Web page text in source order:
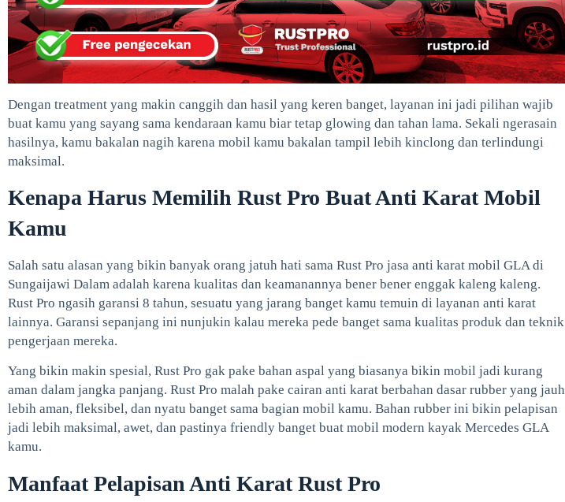
Dengan treatment yang makin canggih dan hasil yang keren banget, layanan ini jadi pilihan wajib
buat kamu yang sayang sama kendaraan kamu biar tetap glowing dan tahan lama. Sekali ngerasain
hasilnya, kamu bakalan nagih karena mobil kamu bakalan tampil lebih kinclong dan terlindungi
maksimal.
Kenapa Harus Memilih Rust Pro Buat Anti Karat Mobil
Kamu
Salah satu alasan yang bikin banyak orang jatuh hati sama Rust Pro jasa anti karat mobil GLA di
Sungaijawi Dalam adalah karena kualitas dan keamanannya bener bener enggak kaleng kaleng.
Rust Pro ngasih garansi 8 tahun, sesuatu yang jarang banget kamu temuin di layanan anti karat
lainnya. Garansi sepanjang ini nunjukin kalau mereka pede banget sama kualitas produk dan teknik
pengerjaan mereka.
Yang bikin makin spesial, Rust Pro gak pake bahan aspal yang biasanya bikin mobil jadi kurang
aman dalam jangka panjang. Rust Pro malah pake cairan anti karat berbahan dasar rubber yang jauh
lebih aman, fleksibel, dan nyatu banget sama bagian mobil kamu. Bahan rubber ini bikin pelapisan
jadi lebih maksimal, awet, dan pastinya friendly banget buat mobil modern kayak Mercedes GLA
kamu.
Manfaat Pelapisan Anti Karat Rust Pro